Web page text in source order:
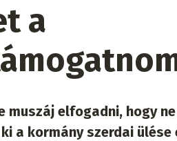
a
muszáj elfogadni, hogy
a kormány szerdai